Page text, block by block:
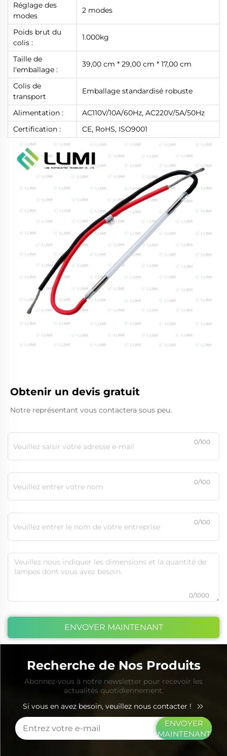
Réglage des
modes
2 modes
Poids brut du
colis :
1.000kg
Taille de
l'emballage :
39,00 cm * 29,00 cm * 17,00 cm
Colis de
transport
Emballage standardisé robuste
Alimentation :
AC110V/10A/60Hz, AC220V/5A/50Hz
Certification :
CE, RoHS, ISO9001
Obtenir un devis gratuit
Notre représentant vous contactera sous peu.
0/100
0/100
0/100
0/1000
ENVOYER MAINTENANT
Recherche de Nos Produits
Abonnez-vous à notre newsletter pour recevoir les
actualités quotidiennement.
Si vous en avez besoin, veuillez nous contacter !
ENVOYER
MAINTENANT